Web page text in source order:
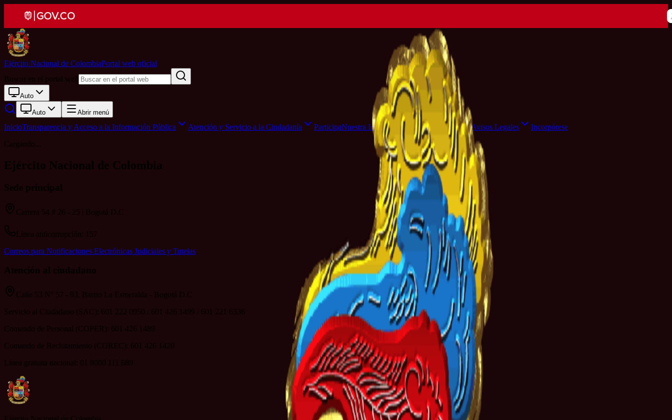
Ejército Nacional de ColombiaPortal web oficial
Buscar en el portal web
Auto
Auto Abrir menú
InicioTransparencia y Acceso a la Información Pública Atención y Servicio a la Ciudadanía ParticipaNuestra Institución Sala de Prensa Avisos Legales Incorpórese
Cargando...
Ejército Nacional de Colombia
Sede principal
Carrera 54 # 26 - 25 | Bogotá D.C
Línea anticorrupción: 157
Correos para Notificaciones Electrónicas Judiciales y Tutelas
Atención al ciudadano
Calle 53 N° 57 - 93, Barrio La Esmeralda - Bogotá D.C
Servicio al Ciudadano (SAC): 601 222 0950 / 601 426 1499 / 601 221 6336
Comando de Personal (COPER): 601 426 1489
Comando de Reclutamiento (COREC): 601 426 1420
Línea gratuita nacional: 01 8000 111 689